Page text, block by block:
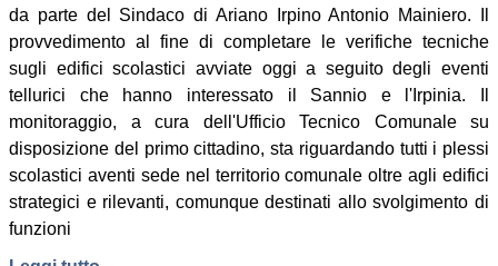
da parte del Sindaco di Ariano Irpino Antonio Mainiero. Il
provvedimento al fine di completare le verifiche tecniche
sugli edifici scolastici avviate oggi a seguito degli eventi
tellurici che hanno interessato il Sannio e l'Irpinia. Il
monitoraggio, a cura dell'Ufficio Tecnico Comunale su
disposizione del primo cittadino, sta riguardando tutti i plessi
scolastici aventi sede nel territorio comunale oltre agli edifici
strategici e rilevanti, comunque destinati allo svolgimento di
funzioni